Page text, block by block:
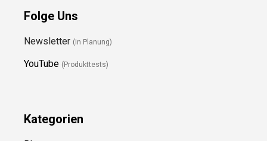
Folge Uns
Newsletter (in Planung)
YouTube (Produkttests)
Kategorien